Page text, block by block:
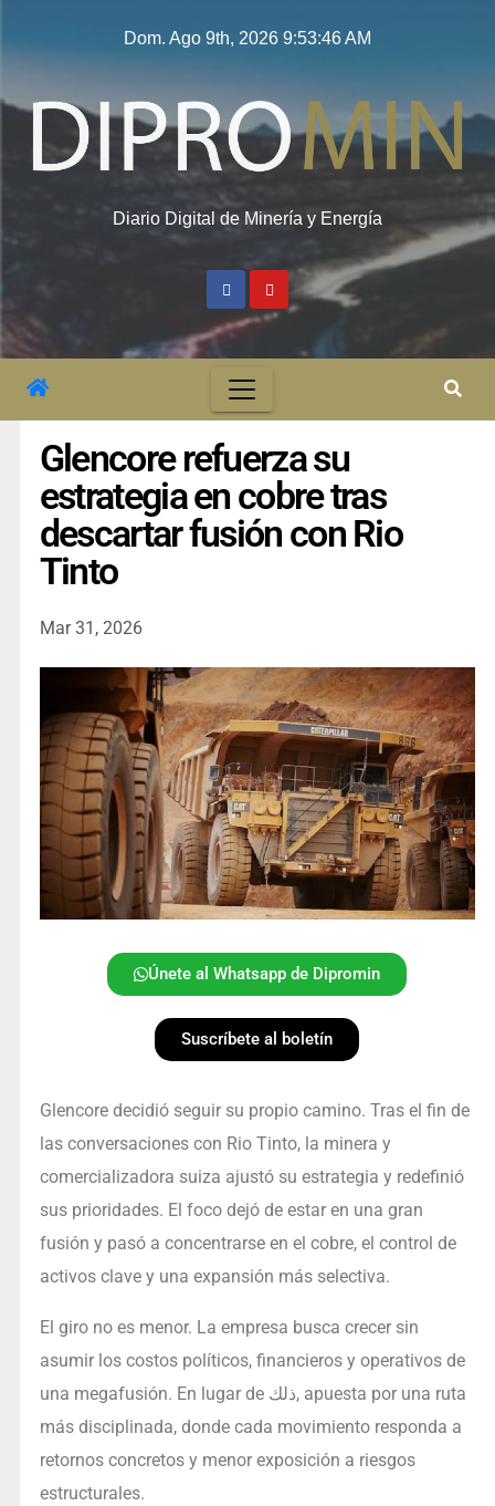
Dom. Ago 9th, 2026 9:53:47 AM
Diario Digital de Minería y Energía
Glencore refuerza su
estrategia en cobre tras
descartar fusión con Rio
Tinto
Mar 31, 2026
Únete al Whatsapp de Dipromin
Suscríbete al boletín
Glencore decidió seguir su propio camino. Tras el fin de
las conversaciones con Rio Tinto, la minera y
comercializadora suiza ajustó su estrategia y redefinió
sus prioridades. El foco dejó de estar en una gran
fusión y pasó a concentrarse en el cobre, el control de
activos clave y una expansión más selectiva.
El giro no es menor. La empresa busca crecer sin
asumir los costos políticos, financieros y operativos de
una megafusión. En lugar de ذلك, apuesta por una ruta
más disciplinada, donde cada movimiento responda a
retornos concretos y menor exposición a riesgos
estructurales.